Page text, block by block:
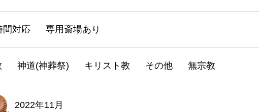
間対応 専用斎場あり
神道(神葬祭) キリスト教 その他 無宗教
2022年11月